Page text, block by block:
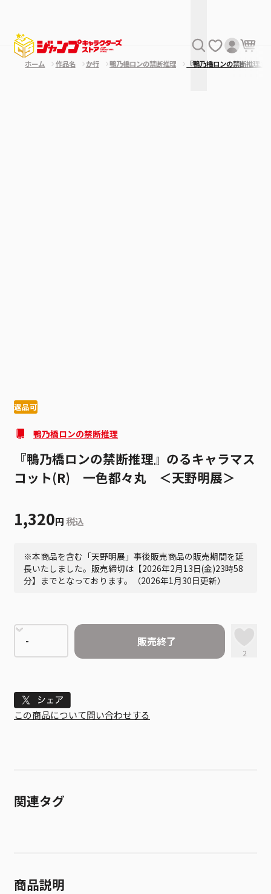
ホーム 作品名 か行 鴨乃橋ロンの禁断推理 『鴨乃橋ロンの禁断推理
返品可
鴨乃橋ロンの禁断推理
『鴨乃橋ロンの禁断推理』のるキャラマス
コット(R) 一色都々丸 ＜天野明展＞
1,320円 税込
※本商品を含む「天野明展」事後販売商品の販売期間を延
長いたしました。販売締切は【2026年2月13日(金)23時58
分】までとなっております。（2026年1月30日更新）
販売終了
2
Tweet
この商品について問い合わせする
関連タグ
商品説明